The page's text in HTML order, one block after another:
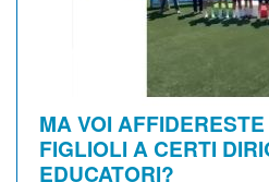
MA VOI
FIGLIOLI A CERTI
EDUCATORI?